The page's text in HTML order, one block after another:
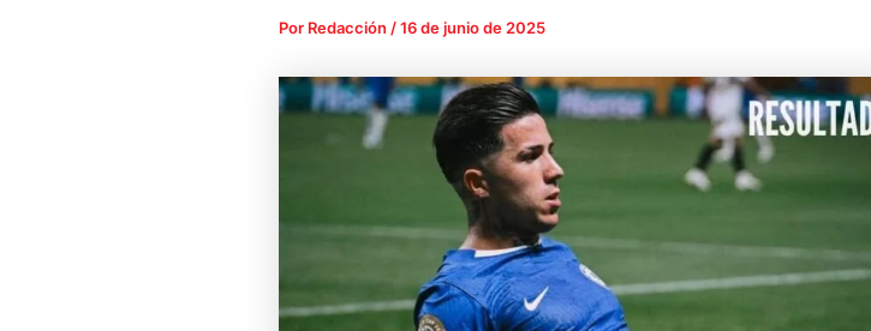
Por Redacción /16 de junio de 2025